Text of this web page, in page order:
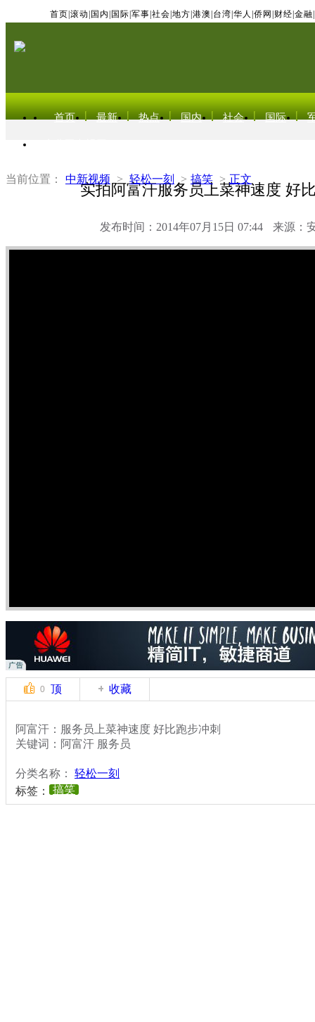
首页 滚动 国内 国际 军事 社会 地方 港澳 台湾 华人 侨网 财经 金融
首页 最新 热点 国内 社会 国际
当前位置： 中新视频 > 轻松一刻 > 搞笑 > 正文
实拍阿富汗服务员上菜神速度 好
发布时间：2014年07月15日 07:44 来源：
0 顶 收藏
阿富汗：服务员上菜神速度 好比跑步冲刺
关键词：阿富汗 服务员
分类名称： 轻松一刻
标签：
搞笑